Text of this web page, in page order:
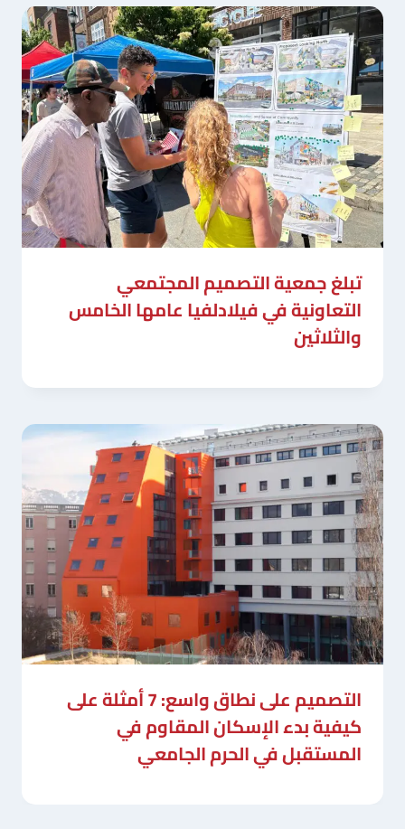
تبلغ جمعية التصميم المجتمعي
التعاونية في فيلادلفيا عامها الخامس
والثلاثين
التصميم على نطاق واسع: 7 أمثلة على
كيفية بدء الإسكان المقاوم في
المستقبل في الحرم الجامعي